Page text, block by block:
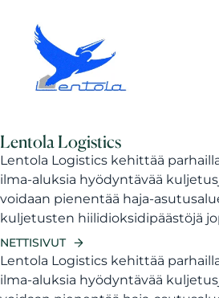
Lentola Logistics
Lentola Logistics kehittää
ilma-aluksia hyödyntävää
voidaan pienentää haja-
kuljetusten hiilidioksidipäästöjä
NETTISIVUT
Lentola Logistics kehittää
ilma-aluksia hyödyntävää